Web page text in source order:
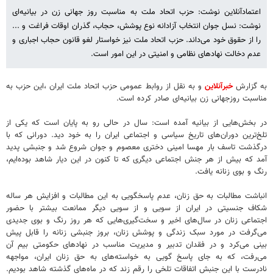
اعتمادآنلاین نوشت: حزب اتحاد ملت به مناسبت روز جهانی زن در بیانیه‌ای
نوشت: نسل جوان انتخاب آزادانه نوع پوشش، حجاب، گذران اوقات فراغت و ...
را از حقوق خود می‌داند. حزب اتحاد ملت نیز خواستار لغو قانون حجاب اجباری و
عدم دخالت نهادهای نظامی و امنیتی در این امور است.
به گزارشخبرآنلاین و به نقل از روابط عمومی حزب اتحاد ملت ایران ،این حزب به
مناسبت روزجهانی زن بیانیه‌ای صادر کرده است.
در بخش‌هایی از بیانیه آمده است: سال در حالی رو به پایان است که یکی از
تلخ‌ترین دوران‌های تاریخ سیاسی و اجتماعی ایران را به خود دید. دورانی که با
درگذشت تاسف بار مهسا امینی دختری معصوم و جوان شروع شد و جنبشی پدید
آمد که بیش از هر جنش اجتماعی دیگری که تا کنون در این دیار شاهد بوده‌ایم،
رنگ و بوی زنانه یافت.
انباشت مطالبات به حق زنان، عدم پاسخگویی به این مطالبات و افزایش هر ساله
شکاف جنسیتی در ایران از سویی و از سویی دیگر ممانعت بیشتر با حضور
اجتماعی زنان در سال‌های اخیر و سخت‌گیری‌هایی که هر روز رنگ و بوی جدیدی
می‌گرفت در مورد سبک زندگی و پوشش زنان، بروز جنبشی زنانه را قابل پیش
بینی می‌کرد و در فقدان تدبیر و مدیریت مناسب در نهادهای حکومتی بیم آن
می‌رفت، که به جای پاسخ گویی به خواسته‌های به حق زنان ایران، مواجهه
نادرست با این جنبش اتفاقات تلخی را رقم زند که در ماه‌های گذشته شاهد بودیم.